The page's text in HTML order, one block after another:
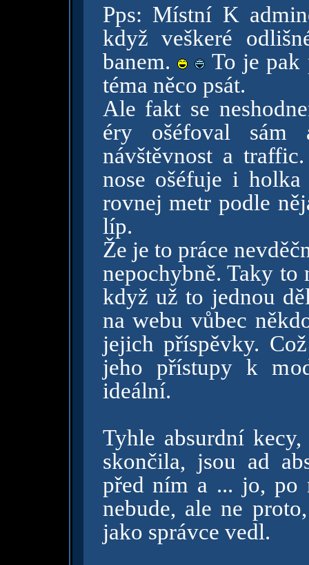
Pps: Místní K
když veškeré
banem.
To je pak
téma něco psát.
Ale fakt se
éry ošéfoval
návštěvnost a
nose ošéfuje i
rovnej metr podle
líp.
Že je to práce
nepochybně. Taky
když už to jednou
na webu vůbec
jejich příspěvky.
jeho přístupy k
ideální.
Tyhle absurdní
skončila, jsou ad
před ním a ... jo, po
nebude, ale ne
jako správce vedl.